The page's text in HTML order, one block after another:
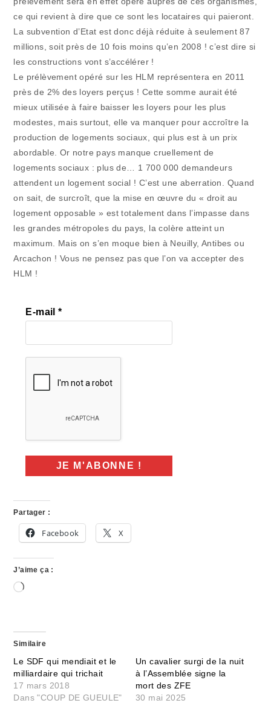
ce qui revient à dire que ce sont les locataires qui paieront.
La subvention d’Etat est donc déjà réduite à seulement 87
millions, soit près de 10 fois moins qu’en 2008 ! c’est dire si
les constructions vont s’accélérer !
Le prélèvement opéré sur les HLM représentera en 2011
près de 2% des loyers perçus ! Cette somme aurait été
mieux utilisée à faire baisser les loyers pour les plus
modestes, mais surtout, elle va manquer pour accroître la
production de logements sociaux, qui plus est à un prix
abordable. Or notre pays manque cruellement de
logements sociaux : plus de… 1 700 000 demandeurs
attendent un logement social ! C’est une aberration. Quand
on sait, de surcroît, que la mise en œuvre du « droit au
logement opposable » est totalement dans l’impasse dans
les grandes métropoles du pays, la colère atteint un
maximum. Mais on s’en moque bien à Neuilly, Antibes ou
Arcachon ! Vous ne pensez pas que l’on va accepter des
HLM !
E-mail*
Partager :
Facebook X
J’aime ça :
Chargement…
Similaire
Le SDF qui mendiait et le
milliardaire qui trichait
17 mars 2018
Dans "COUP DE GUEULE"
Un cavalier surgi de la nuit
à l’Assemblée signe la
mort des ZFE
30 mai 2025